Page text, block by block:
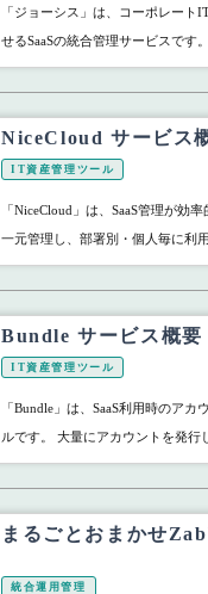
「ジョーシス」は、コーポレート
せるSaaSの統合管理サービスです
NiceCloud サービス
IT資産管理ツール
「NiceCloud」は、SaaS管理が効
一元管理し、部署別・個人毎に利
Bundle サービス概要
IT資産管理ツール
「Bundle」は、SaaS利用時のア
ルです。 大量にアカウントを発行
まるごとおまかせ
統合運用管理